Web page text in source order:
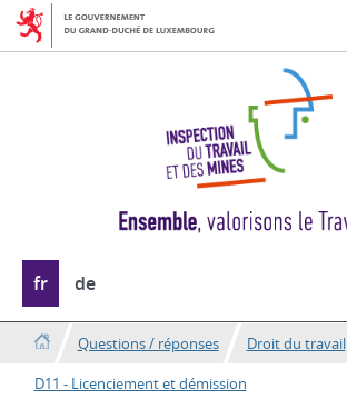
Aller
Aller
au
Changer
de
langue
fr de
Questions / réponses
Droit du travail
D11 - Licenciement et démission